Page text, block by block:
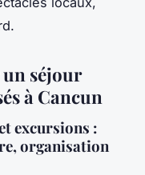
séjour
à Cancun
excursions :
organisation